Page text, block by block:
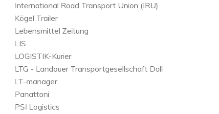
International Road Transport Union (IRU)
Kögel Trailer
Lebensmittel Zeitung
LIS
LOGISTIK-Kurier
LTG - Landauer Transportgesellschaft Doll
LT-manager
Panattoni
PSI Logistics